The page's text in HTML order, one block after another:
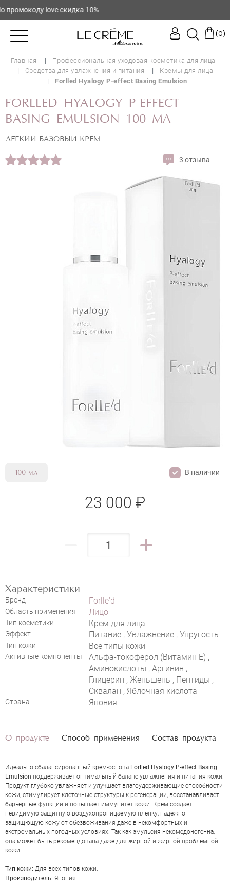
love скидка 10%
(0)
Главная
Профессиональная уходовая косметика для лица
Средства для увлажнения и питания
Кремы для лица
Forlled Hyalogy P-effect Basing Emulsion
FORLLED HYALOGY P-EFFECT
BASING EMULSION 100 МЛ
ЛЕГКИЙ БАЗОВЫЙ КРЕМ
3 отзыва
FORLLED HYALOGY P-EFFECT BASING
EMULSION
100 мл В наличии
Характеристики
Бренд Forlle'd
Область применения Лицо
Тип косметики Крем для лица
Эффект Питание , Увлажнение , Упругость
Тип кожи Все типы кожи
Активные компоненты
Альфа-токоферол (Витамин E) ,
Аминокислоты , Аргинин ,
Глицерин , Женьшень , Пептиды ,
Сквалан , Яблочная кислота
Страна Япония
23 000 ₽
ОЦЕНКА
О продукте Способ применения Состав продукта
Идеально сбалансированный крем-основа Forlled Hyalogy P-effect Basing
Emulsion поддерживает оптимальный баланс увлажнения и питания кожи.
Продукт глубоко увлажняет и улучшает влагоудерживающие способности
кожи, стимулирует клеточные структуры к регенерации, восстанавливает
барьерные функции и повышает иммунитет кожи. Крем создает
невидимую защитную воздухопроницаемую пленку, надежно
защищющую кожу от обезвоживания даже в некомфортных и
экстремальных погодных условиях. Так как эмульсия некомедоногенна,
она может быть рекомендована даже для жирной и жирной проблемной
кожи.
Тип кожи: Для всех типов кожи.
Производитель: Япония.